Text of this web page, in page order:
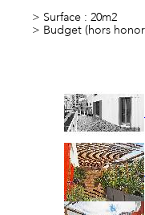
> Surface : 20m2
> Budget (hors